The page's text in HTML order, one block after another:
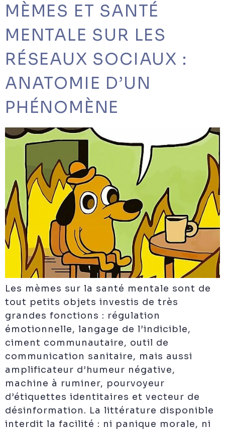
MÈMES ET SANTÉ
MENTALE SUR LES
RÉSEAUX SOCIAUX :
ANATOMIE D’UN
PHÉNOMÈNE
Les mèmes sur la santé mentale sont de
tout petits objets investis de très
grandes fonctions : régulation
émotionnelle, langage de l’indicible,
ciment communautaire, outil de
communication sanitaire, mais aussi
amplificateur d’humeur négative,
machine à ruminer, pourvoyeur
d’étiquettes identitaires et vecteur de
désinformation. La littérature disponible
interdit la facilité : ni panique morale, ni